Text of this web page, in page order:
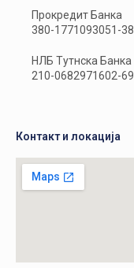
Прокредит Банка
380-1771093051-38
НЛБ Тутнска Банка
210-0682971602-69
Контакт и локација